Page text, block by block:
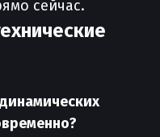
сейчас.